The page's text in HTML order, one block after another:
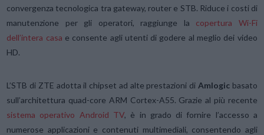
convergenza tecnologica tra gateway, router e STB. Riduce i costi di
manutenzione per gli operatori, raggiunge la copertura Wi-Fi
dell’intera casa e consente agli utenti di godere al meglio dei video
HD.
L’STB di ZTE adotta il chipset ad alte prestazioni di Amlogic basato
sull’architettura quad-core ARM Cortex-A55. Grazie al più recente
sistema operativo Android TV, è in grado di fornire l’accesso a
numerose applicazioni e contenuti multimediali, consentendo agli